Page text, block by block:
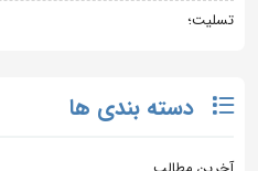
تسلیت؛
دسته بندی ها